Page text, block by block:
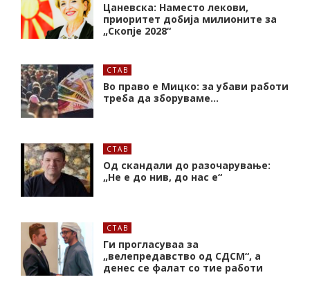
Цаневска: Наместо лекови,
приоритет добија милионите за
„Скопје 2028“
СТАВ
Во право е Мицко: за убави работи
треба да зборуваме…
СТАВ
Од скандали до разочарување:
„Не е до нив, до нас е“
СТАВ
Ги прогласуваа за
„велепредавство од СДСМ“, а
денес се фалат со тие работи